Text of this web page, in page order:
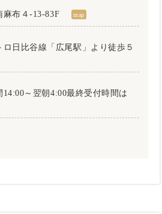
麻布４-13-83F map
日比谷線「広尾駅」より徒歩５
～翌朝4:00最終受付時間は